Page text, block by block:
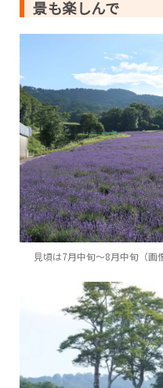
景も楽しんで
見頃は7月中旬～8月中旬（画